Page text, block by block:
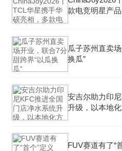
款电竞明星产
瓜子苏州直卖
换瓜”
安吉尔助力印
升级，以本地
FUV赛道有了“